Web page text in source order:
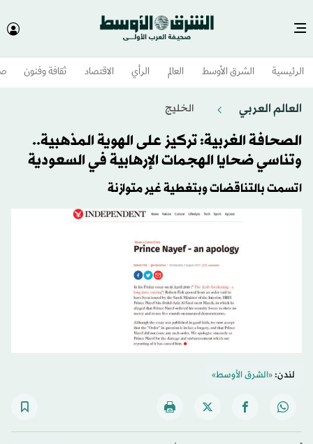
الرئيسية الشرق الأوسط​ العالم الرأي الاقتصاد ثقافة وفنون
العالم العربي الخليج
الصحافة الغربية: تركيز على الهوية المذهبية..
وتناسي ضحايا الهجمات الإرهابية في السعودية
اتسمت بالتناقضات وبتغطية غير متوازنة
لندن:«الشرق الأوسط»